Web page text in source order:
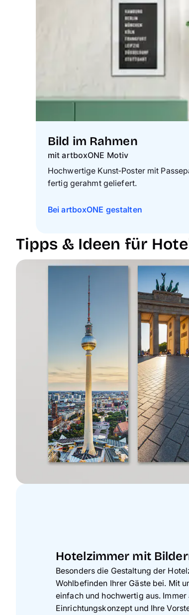
Bild im Rahmen
mit artboxONE Motiv
Hochwertige Kunst‑Poster mit
fertig gerahmt geliefert.
Bei artboxONE gestalten
Tipps & Ideen für
Hotelzimmer mit
Besonders die Gestaltung der
Wohlbefinden Ihrer Gäste bei. Mit
einfach und hochwertig aus.
Einrichtungskonzept und Ihre